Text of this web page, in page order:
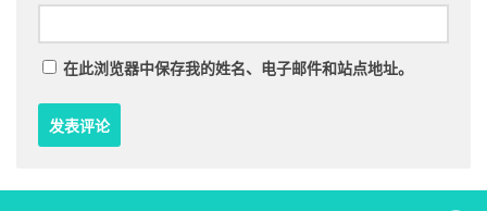
在此浏览器中保存我的姓名、电子邮件和站点地址。